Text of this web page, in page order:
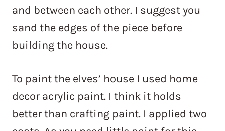
and between each other. I suggest you
sand the edges of the piece before
building the house.
To paint the elves’ house I used home
decor acrylic paint. I think it holds
better than crafting paint. I applied two